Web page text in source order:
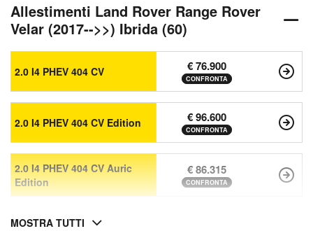
Allestimenti Land Rover Range Rover
Velar (2017-->>) Ibrida (60)
2.0 I4 PHEV 404 CV € 76.900
CONFRONTA
2.0 I4 PHEV 404 CV Edition € 96.600
CONFRONTA
2.0 I4 PHEV 404 CV Auric
Edition
€ 86.315
CONFRONTA
MOSTRA TUTTI